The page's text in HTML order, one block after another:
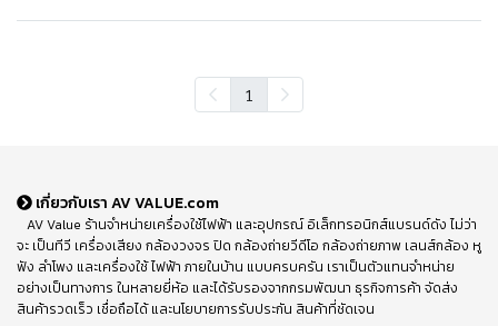
1
เกี่ยวกับเรา AV VALUE.com
AV Value ร้านจำหน่ายเครื่องใช้ไฟฟ้า และอุปกรณ์ อิเล็กทรอนิกส์แบรนด์ดัง ไม่ว่า
จะ เป็นทีวี เครื่องเสียง กล้องวงจร ปิด กล้องถ่ายวีดีโอ กล้องถ่ายภาพ เลนส์กล้อง หู
ฟัง ลำโพง และเครื่องใช้ ไฟฟ้า ภายในบ้าน แบบครบครัน เราเป็นตัวแทนจำหน่าย
อย่างเป็นทางการ ในหลายยี่ห้อ และได้รับรองจากกรมพัฒนา ธุรกิจการค้า จัดส่ง
สินค้ารวดเร็ว เชื่อถือได้ และนโยบายการรับประกัน สินค้าที่ชัดเจน